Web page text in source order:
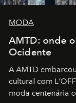
MODA
AMTD: onde
Ocidente
A AMTD
cultural com
moda centenária